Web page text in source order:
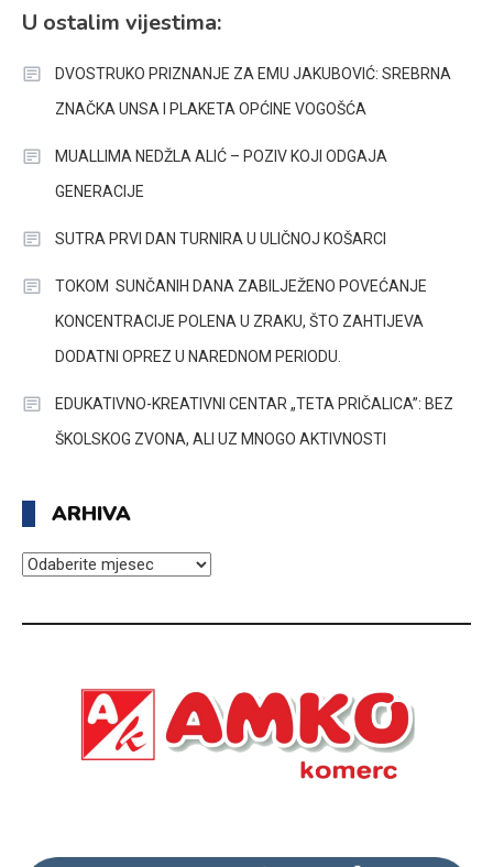
U ostalim vijestima:
DVOSTRUKO PRIZNANJE ZA EMU JAKUBOVIĆ: SREBRNA
ZNAČKA UNSA I PLAKETA OPĆINE VOGOŠĆA
MUALLIMA NEDŽLA ALIĆ – POZIV KOJI ODGAJA
GENERACIJE
SUTRA PRVI DAN TURNIRA U ULIČNOJ KOŠARCI
TOKOM SUNČANIH DANA ZABILJEŽENO POVEĆANJE
KONCENTRACIJE POLENA U ZRAKU, ŠTO ZAHTIJEVA
DODATNI OPREZ U NAREDNOM PERIODU.
EDUKATIVNO-KREATIVNI CENTAR „TETA PRIČALICA”: BEZ
ŠKOLSKOG ZVONA, ALI UZ MNOGO AKTIVNOSTI
ARHIVA
ARHIVA